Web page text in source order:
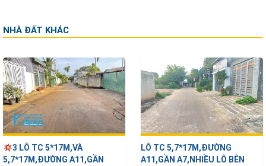
NHÀ ĐẤT KHÁC
LÔ TC 5,7*17M,ĐƯỜNG
A11,GẦN A7,NHIỀU LÔ BÊN
3 LÔ TC 5*17M,VÀ
5,7*17M,ĐƯỜNG A11,GẦN